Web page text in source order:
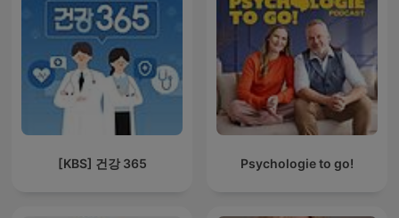
[KBS] 건강 365 Psychologie to go!